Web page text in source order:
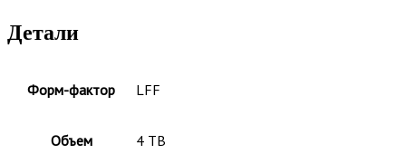
Детали
Форм-фактор LFF
Объем 4 TB